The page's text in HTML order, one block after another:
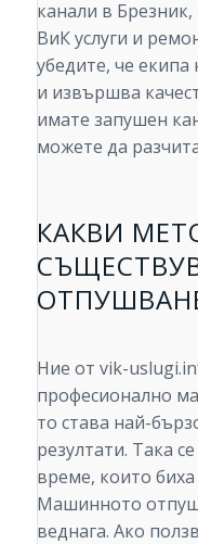
канали в Брезник,
ВиК услуги и
убедите, че
и извършва
имате запушен
можете да
КАКВИ
Ние от vik-
професионално
то става най-
резултати. Така
време, които
Машинното
веднага. Ако